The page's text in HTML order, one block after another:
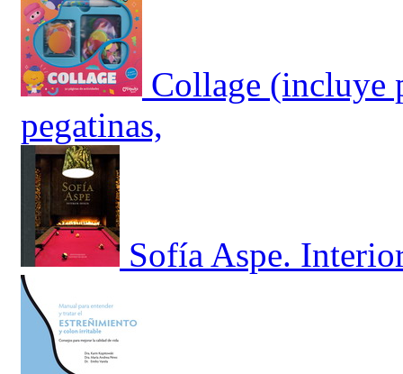
Collage (incluye
pegatinas,
Sofía Aspe.